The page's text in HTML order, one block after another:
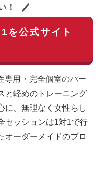
！
を公式サイト
専用・完全個室のパー
と軽めのトレーニング
に、無理なく女性らし
セッションは1対1で行
オーダーメイドのプロ